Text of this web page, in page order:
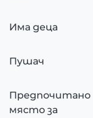
Има деца
Пушач
Предпочитано
място за